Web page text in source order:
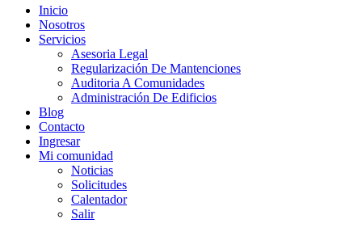
Inicio
Nosotros
Servicios
Asesoria Legal
Regularización De Mantenciones
Auditoria A Comunidades
Administración De Edificios
Blog
Contacto
Ingresar
Mi comunidad
Noticias
Solicitudes
Calentador
Salir